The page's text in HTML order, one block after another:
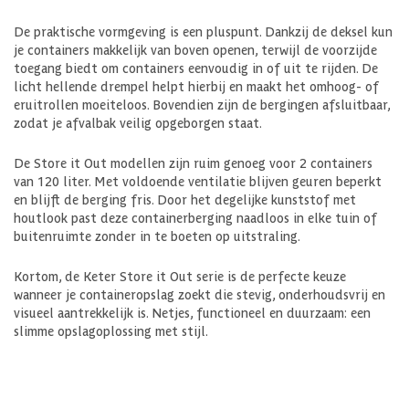
De praktische vormgeving is een pluspunt. Dankzij de deksel kun
je containers makkelijk van boven openen, terwijl de voorzijde
toegang biedt om containers eenvoudig in of uit te rijden. De
licht hellende drempel helpt hierbij en maakt het omhoog- of
eruitrollen moeiteloos. Bovendien zijn de bergingen afsluitbaar,
zodat je afvalbak veilig opgeborgen staat.
De Store it Out modellen zijn ruim genoeg voor 2 containers
van 120 liter. Met voldoende ventilatie blijven geuren beperkt
en blijft de berging fris. Door het degelijke kunststof met
houtlook past deze containerberging naadloos in elke tuin of
buitenruimte zonder in te boeten op uitstraling.
Kortom, de Keter Store it Out serie is de perfecte keuze
wanneer je containeropslag zoekt die stevig, onderhoudsvrij en
visueel aantrekkelijk is. Netjes, functioneel en duurzaam: een
slimme opslagoplossing met stijl.